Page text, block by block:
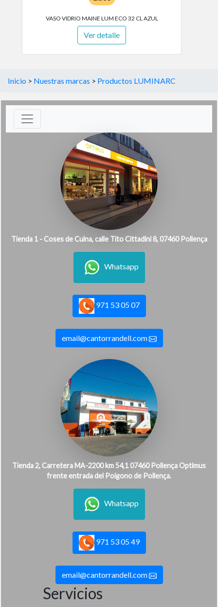
VASO VIDRIO MAINE LUM ECO 32 CL AZUL
Ver detalle
Inicio > Nuestras marcas > Productos LUMINARC
Tienda 1 - Coses de Cuina, calle Tito Cittadini 8, 07460 Pollença
Whatsapp
971 53 05 07
email@cantorrandell.com
Tienda 2, Carretera MA-2200 km 54,1 07460 Pollença Optimus
frente entrada del Poígono de Pollença.
Whatsapp
971 53 05 49
email@cantorrandell.com
Servicios